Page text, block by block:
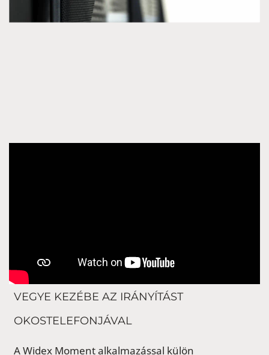
VEGYE KEZÉBE AZ IRÁNYÍTÁST
OKOSTELEFONJÁVAL
A Widex Moment alkalmazással külön